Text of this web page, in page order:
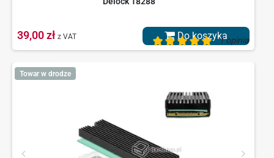
1 opinia
39,00 zł z VAT Do koszyka
Towar w drodze